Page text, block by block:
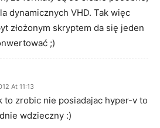
dynamicznych VHD. Tak więc
złożonym skryptem da się jeden
;)
At 11:13
to zrobic nie posiadajac hyper-v to
wdzieczny :)